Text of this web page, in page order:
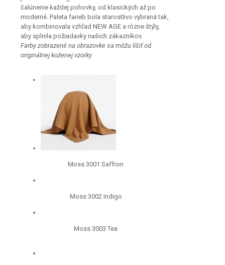
čalúnenie každej pohovky, od klasických až po
moderné. Paleta farieb bola starostlivo vybraná tak,
aby kombinovala vzhľad NEW AGE a rôzne štýly,
aby splnila požiadavky našich zákazníkov.
Farby zobrazené na obrazovke sa môžu líšiť od
originálnej koženej vzorky
Moss 3001 Saffron
Moss 3002 Indigo
Moss 3003 Tea